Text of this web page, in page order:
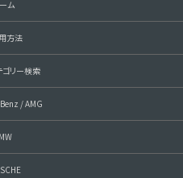
ム
方法
ゴリー検索
/ AMG